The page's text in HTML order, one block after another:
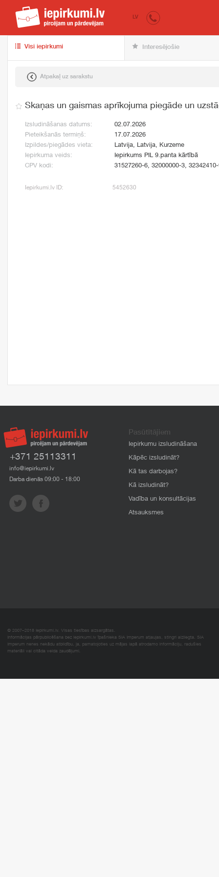
iepirkumi.lv
LV
Visi iepirkumi Interesējošie
Atpakaļ uz sarakstu
Skaņas un gaismas aprīkojuma piegāde un
Izsludināšanas datums:
02.07.2026
Pieteikšanās termiņš:
17.07.2026
Izpildes/piegādes vieta:
Latvija, Latvija, Kurzeme
Iepirkuma veids:
Iepirkums PIL 9.panta kārtībā
CPV kodi:
31527260-6, 32000000-3,
Iepirkumi.lv ID: 5452630
+371 25113311
info@iepirkumi.lv
Darba dienās 09:00 - 18:00
Pasūtītājiem
Iepirkumu izsludināšana
Kāpēc izsludināt?
Kā tas darbojas?
Kā izsludināt?
Vadība un konsultācijas
Atsauksmes
© 2007–2018 Iepirkumi.lv. Visas tiesības aizsargātas.
Informācijas pārpublicēšana bez iepirkumi.lv īpašnieka SIA Imperum atļaujas, stingri aizliegta. SIA
Imperum nenes nekādu atbildību, ja, pamatojoties uz mājas lapā atrodamo informāciju, radušies
materiāli vai citāda veida zaudējumi.